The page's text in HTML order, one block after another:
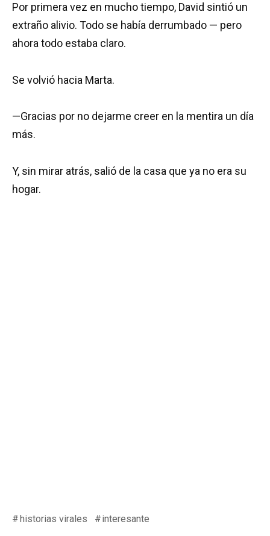
Por primera vez en mucho tiempo, David sintió un
extraño alivio. Todo se había derrumbado — pero
ahora todo estaba claro.
Se volvió hacia Marta.
—Gracias por no dejarme creer en la mentira un día
más.
Y, sin mirar atrás, salió de la casa que ya no era su
hogar.
historias virales interesante